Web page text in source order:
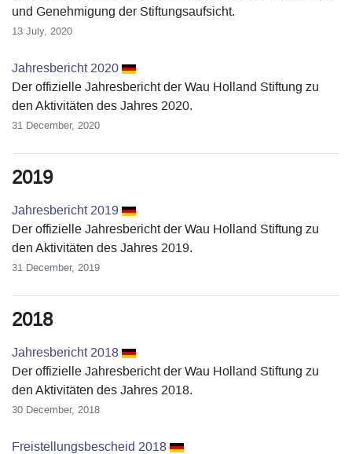
und Genehmigung der Stiftungsaufsicht.
13 July, 2020
Jahresbericht 2020
Der offizielle Jahresbericht der Wau Holland Stiftung zu
den Aktivitäten des Jahres 2020.
31 December, 2020
2019
Jahresbericht 2019
Der offizielle Jahresbericht der Wau Holland Stiftung zu
den Aktivitäten des Jahres 2019.
31 December, 2019
2018
Jahresbericht 2018
Der offizielle Jahresbericht der Wau Holland Stiftung zu
den Aktivitäten des Jahres 2018.
30 December, 2018
Freistellungsbescheid 2018